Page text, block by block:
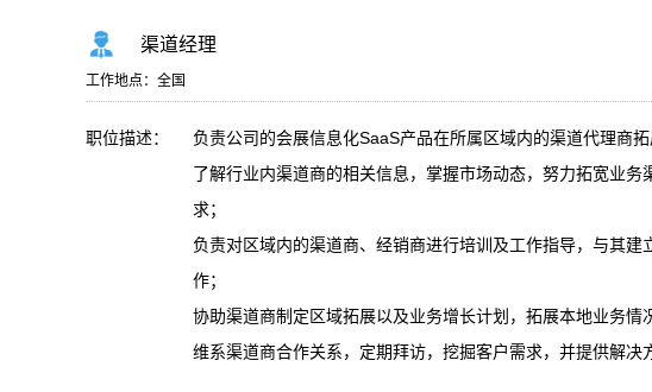
渠道经理
工作地点：全国
职位描述：
负责公司的会展信息化SaaS产品在所属区域内的渠道代理商拓
了解行业内渠道商的相关信息，掌握市场动态，努力拓宽业
求；
负责对区域内的渠道商、经销商进行培训及工作指导，与其
作；
协助渠道商制定区域拓展以及业务增长计划，拓展本地业务情
维系渠道商合作关系，定期拜访，挖掘客户需求，并提供解决